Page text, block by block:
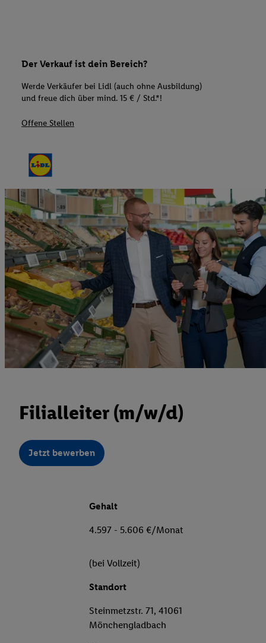
Der Verkauf ist dein Bereich?
Werde Verkäufer bei Lidl (auch ohne Ausbildung)
und freue dich über mind. 15 € / Std.*!
Offene Stellen
Filialleiter (m/w/d)
Jetzt bewerben
Gehalt
4.597 - 5.606 €/Monat
(bei Vollzeit)
Standort
Steinmetzstr. 71, 41061
Mönchengladbach